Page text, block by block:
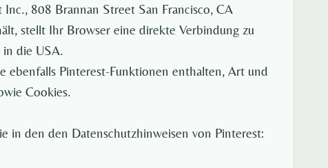
808 Brannan Street San Francisco, CA
stellt Ihr Browser eine direkte Verbindung zu
die USA.
ebenfalls Pinterest-Funktionen enthalten, Art und
Cookies.
in den den Datenschutzhinweisen von Pinterest: